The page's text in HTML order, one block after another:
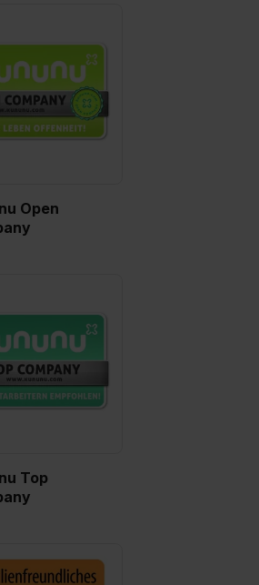
Open
Top